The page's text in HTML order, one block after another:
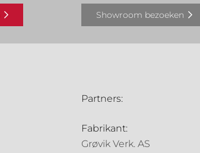
Showroom bezoeken
Partners:
Fabrikant:
Grøvik Verk. AS